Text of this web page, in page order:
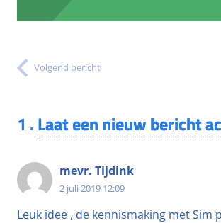
Volgend bericht
1 .Laat een nieuw bericht
mevr. Tijdink
2 juli 2019 12:09
Leuk idee , de kennismaking met Sim